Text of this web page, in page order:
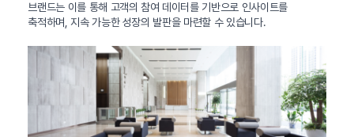
브랜드는 이를 통해 고객의 참여 데이터를 기반으로 인사이트를
축적하며, 지속 가능한 성장의 발판을 마련할 수 있습니다.